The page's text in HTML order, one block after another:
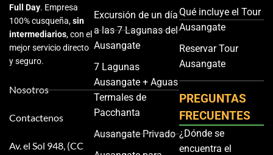
Full Day. Empresa
100% cusqueña,sin
intermediarios, con el
mejor servicio directo
y seguro.
Nosotros
Contactenos
Av. el Sol 948, (CC
Excursión de un día
a las 7 Lagunas del
Ausangate
7 Lagunas
Ausangate + Aguas
Termales de
Pacchanta
Ausangate Privado
Qué incluye el Tour
Ausangate
Reservar Tour
Ausangate
PREGUNTAS
FRECUENTES
¿Dónde se
encuentra el